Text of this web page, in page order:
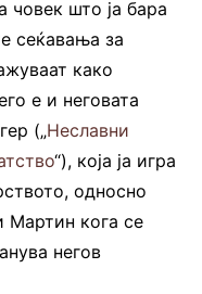
човек што ја бара
сеќавања за
како
е и неговата
(„Неславни
“), која ја игра
односно
Мартин кога се
негов